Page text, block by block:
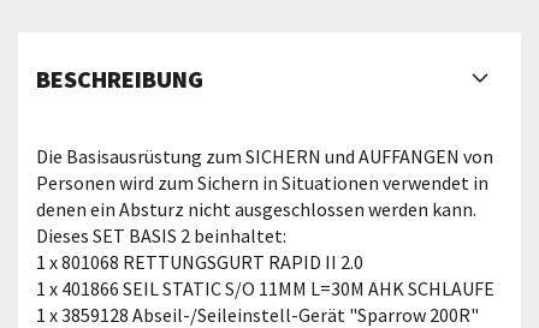
BESCHREIBUNG
Die Basisausrüstung zum SICHERN und AUFFANGEN von
Personen wird zum Sichern in Situationen verwendet in
denen ein Absturz nicht ausgeschlossen werden kann.
Dieses SET BASIS 2 beinhaltet:
1 x 801068 RETTUNGSGURT RAPID II 2.0
1 x 401866 SEIL STATIC S/O 11MM L=30M AHK SCHLAUFE
1 x 3859128 Abseil-/Seileinstell-Gerät "Sparrow 200R"